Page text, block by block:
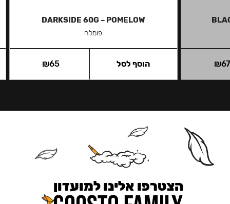
₪
DARKSIDE 60G – POMELOW
פומלה
₪65 הוסף לסל
הצטרפו אלינו למועדון